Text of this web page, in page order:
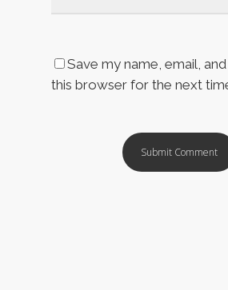
Save my name, email,
this browser for the next